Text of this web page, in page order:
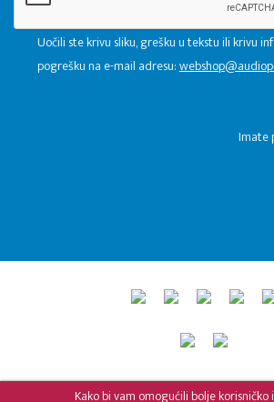
Kako bi vam omogućili bolje korisničko
Uočili ste krivu sliku, grešku u tekstu ili krivu
pogrešku na e-mail adresu:
​Imate
© 2015 - 2026 Audio Pro Artist Developed